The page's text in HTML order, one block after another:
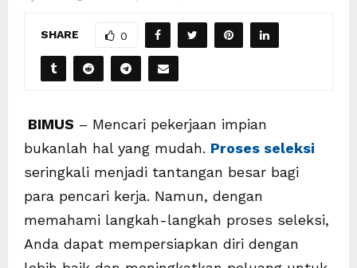
SHARE 0
BIMUS – Mencari pekerjaan impian
bukanlah hal yang mudah. Proses seleksi
seringkali menjadi tantangan besar bagi
para pencari kerja. Namun, dengan
memahami langkah-langkah proses seleksi,
Anda dapat mempersiapkan diri dengan